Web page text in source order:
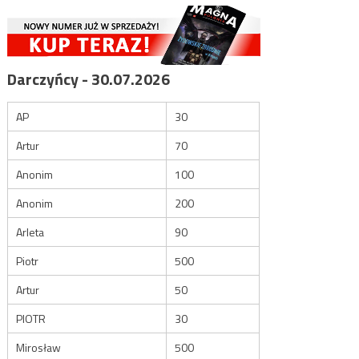
Darczyńcy - 30.07.2026
AP
30
Artur
70
Anonim
100
Anonim
200
Arleta
90
Piotr
500
Artur
50
PIOTR
30
Mirosław
500